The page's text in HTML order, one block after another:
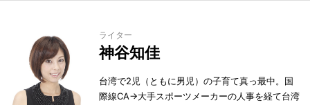
ライター
神谷知佳
台湾で2児（ともに男児）の子育て真っ最中。国
際線CA→大手スポーツメーカーの人事を経て台湾